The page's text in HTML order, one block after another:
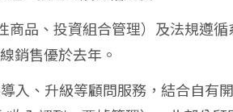
商品、投資組合管理）及法規遵循
銷售優於去年。
導入、升級等顧問服務，結合自有